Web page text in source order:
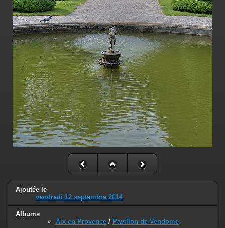
Ajoutée le
vendredi 12 septembre 2014
Albums
Aix en Provence / Pavillon de Vendome